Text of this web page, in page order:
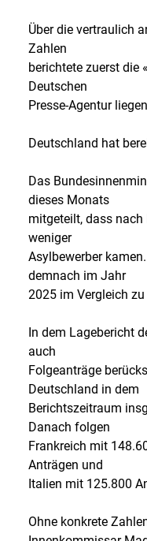
Über die vertraulich
Zahlen
berichtete zuerst die
Deutschen
Presse-Agentur
Deutschland hat
Das
dieses Monats
mitgeteilt, dass
weniger
Asylbewerber
demnach im Jahr
2025 im Vergleich
In dem Lagebericht
auch
Folgeanträge
Deutschland in dem
Berichtszeitraum
Danach folgen
Frankreich mit
Anträgen und
Italien mit 125.800
Ohne konkrete